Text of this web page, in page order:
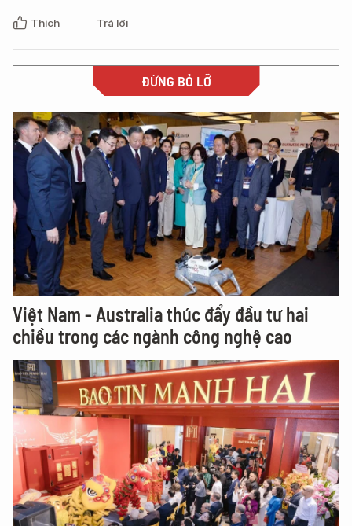
Thích Trả lời
ĐỪNG BỎ LỠ
Việt Nam - Australia thúc đẩy đầu tư hai
chiều trong các ngành công nghệ cao